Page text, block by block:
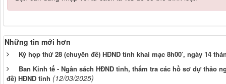
Những tin mới hơn
Kỳ họp thứ 28 (chuyên đề) HĐND tỉnh khai mạc 8h00’, ngày 14
Ban Kinh tế - Ngân sách HĐND tỉnh, thẩm tra các hồ sơ dự thảo
đề) HĐND tỉnh (12/03/2025)